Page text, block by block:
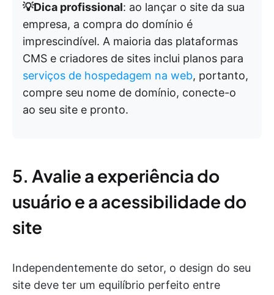
💡Dica profissional: ao lançar o site da sua
empresa, a compra do domínio é
imprescindível. A maioria das plataformas
CMS e criadores de sites inclui planos para
serviços de hospedagem na web, portanto,
compre seu nome de domínio, conecte-o
ao seu site e pronto.
5. Avalie a experiência do
usuário e a acessibilidade do
site
Independentemente do setor, o design do seu
site deve ter um equilíbrio perfeito entre